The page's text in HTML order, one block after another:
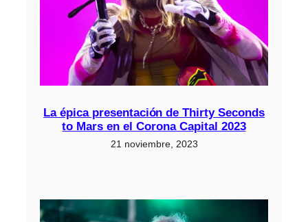
La épica presentación de Thirty Seconds
to Mars en el Corona Capital 2023
21 noviembre, 2023